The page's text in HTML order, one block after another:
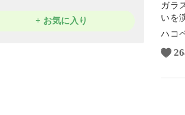
+ お気に入り
ガラ
いを
ハコ